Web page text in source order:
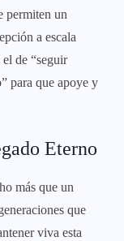
permiten un
a escala
de “seguir
para que apoye y
Eterno
más que un
que
viva esta